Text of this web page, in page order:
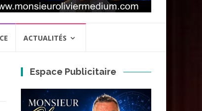
ACTUALITÉS
Espace Publicitaire